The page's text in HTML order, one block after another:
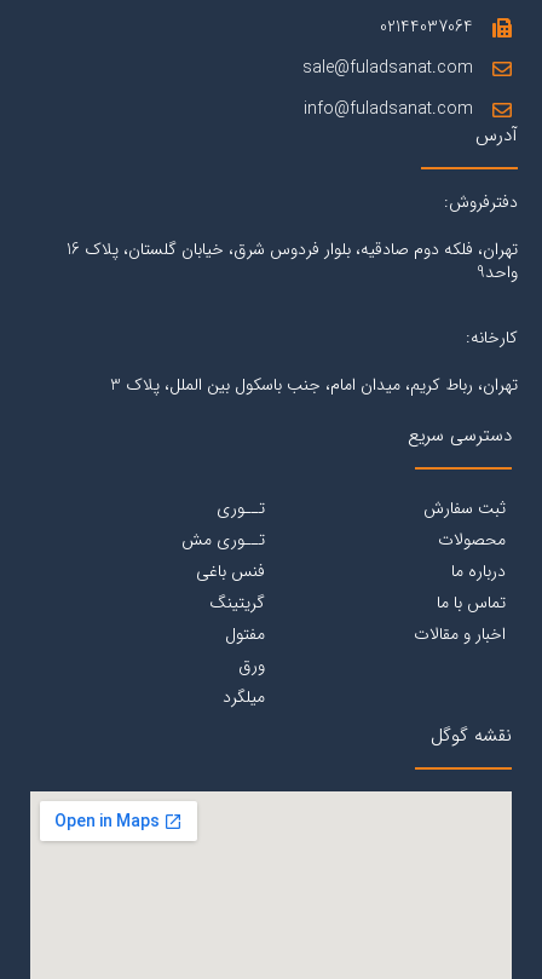
02144037064
sale@fuladsanat.com
info@fuladsanat.com
آدرس
دفترفروش:
تهران، فلکه دوم صادقیه، بلوار فردوس شرق، خیابان گلستان، پلاک 16
واحد9
کارخانه:
تهران، رباط کریم، میدان امام، جنب باسکول بین الملل، پلاک 3
دسترسی سریع
ثبت سفارش
محصولات
درباره ما
تماس با ما
اخبار و مقالات
تــوری
تــوری مش
فنس باغی
گریتینگ
مفتول
ورق
میلگرد
نقشه گوگل